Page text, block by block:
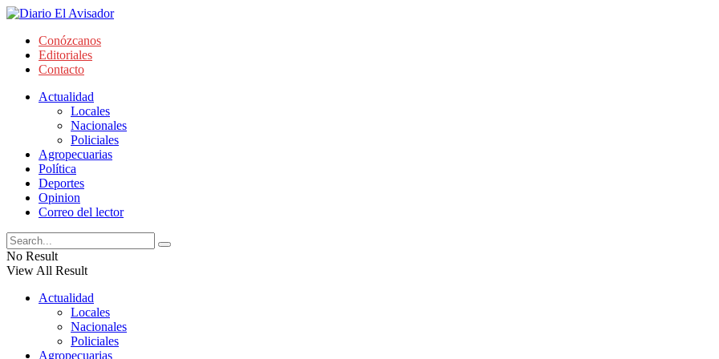
Conózcanos
Editoriales
Contacto
Actualidad
Locales
Nacionales
Policiales
Agropecuarias
Política
Deportes
Opinion
Correo del lector
No Result
View All Result
Actualidad
Locales
Nacionales
Policiales
Agropecuarias